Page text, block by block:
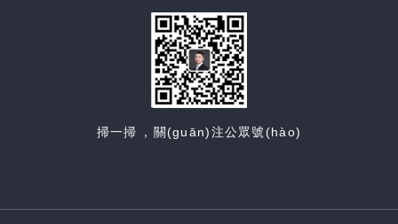
掃一掃，關(guān)注公眾號(hào)